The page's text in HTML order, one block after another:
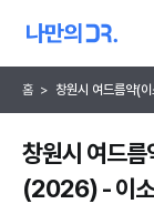
홈 > 창원시 여드름약(
창원시 여드
(2026) - 이소